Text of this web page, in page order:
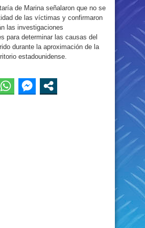
de Marina señalaron que no se
de las víctimas y confirmaron
las investigaciones
para determinar las causas del
durante la aproximación de la
estadounidense.